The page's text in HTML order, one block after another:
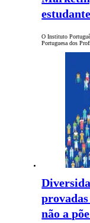
O Instituto
Portuguesa dos
não a